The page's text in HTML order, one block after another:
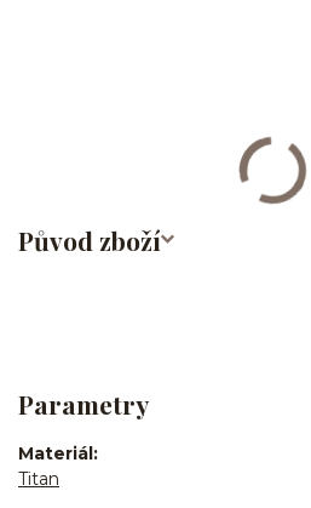
Původ zboží
Parametry
Materiál
Titan